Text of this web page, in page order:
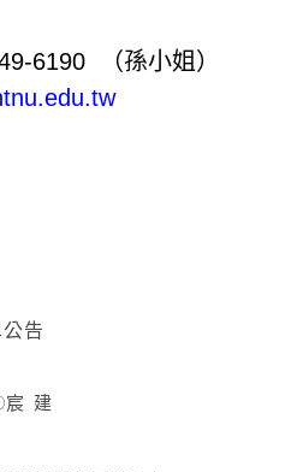
6190 （孫小姐）
告
宸 建